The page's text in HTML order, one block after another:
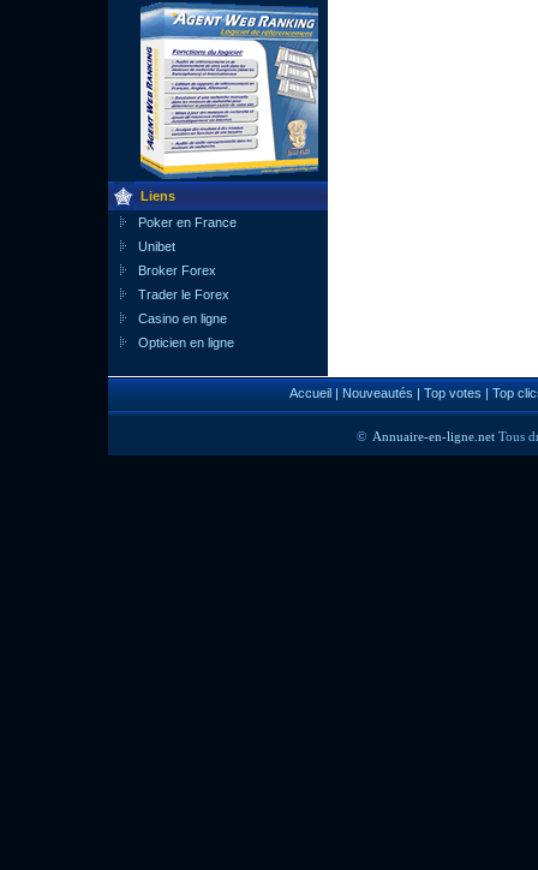
Liens
Poker en France
Unibet
Broker Forex
Trader le Forex
Casino en ligne
Opticien en ligne
Accueil| Nouveautés | Top votes | Top
© Annuaire-en-ligne.net Tous